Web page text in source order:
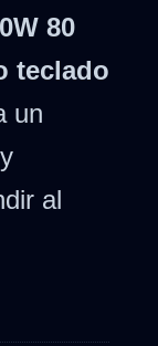
80
teclado
un
al